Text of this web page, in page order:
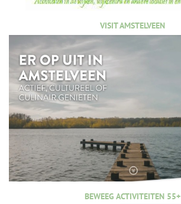
VISIT AMSTELVEEN
BEWEEG ACTIVITEITEN 55+